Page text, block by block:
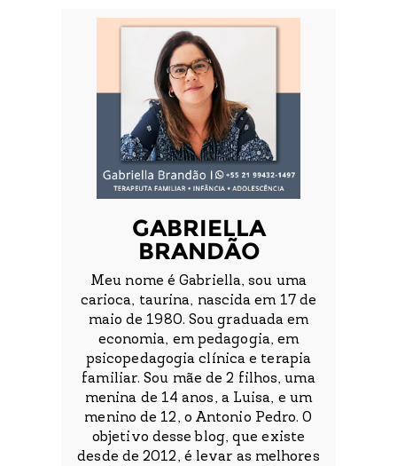
GABRIELLA
BRANDÃO
Meu nome é Gabriella, sou uma
carioca, taurina, nascida em 17 de
maio de 1980. Sou graduada em
economia, em pedagogia, em
psicopedagogia clínica e terapia
familiar. Sou mãe de 2 filhos, uma
menina de 14 anos, a Luisa, e um
menino de 12, o Antonio Pedro. O
objetivo desse blog, que existe
desde de 2012, é levar as melhores